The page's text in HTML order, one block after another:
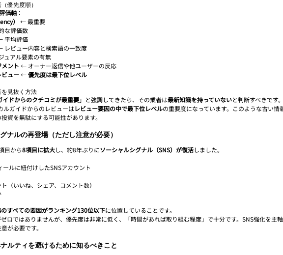
優先度順）
価軸 ：
） ← 最重要
な評価数
平均評価
レビュー内容と検索語の一致度
ュアル要素の有無
ント ← オーナー返信や他ユーザーの反応
ュー ← 優先度は最下位レベル
見抜く方法
イドからのクチコミが最重要」と強調してきたら、その業者は最新知識を持っていないと判断すべきです
ルガイドからのレビューはレビュー要因の中で最下位レベルの重要度になっています。このような古い情
資を無駄にする可能性があります。
ナルの再登場（ただし注意が必要）
目から8項目に拡大し、約8年ぶりにソーシャルシグナル（SNS）が復活しました。
ルに紐付けしたSNSアカウント
（いいね、シェア、コメント数）
すべての要因がランキング130位以下に位置していることです。
ゼロではありませんが、優先度は非常に低く、「時間があれば取り組む程度」で十分です。SNS強化を主軸
が必要です。
ルティを避けるために知るべきこと